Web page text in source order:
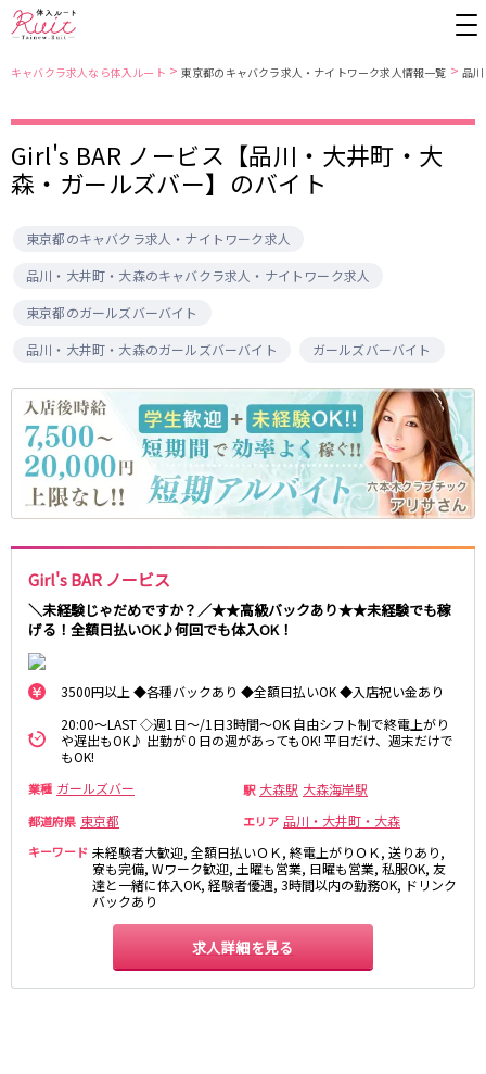
キャバクラ求人なら体入ルート > 東京都のキャバクラ求人・ナイトワーク求人情報一覧 > 品
Girl's BAR ノービス【品川・大井町・大
森・ガールズバー】のバイト
東京都のキャバクラ求人・ナイトワーク求人
品川・大井町・大森のキャバクラ求人・ナイトワーク求人
東京都のガールズバーバイト
品川・大井町・大森のガールズバーバイト
ガールズバーバイト
Girl's BAR ノービス
＼未経験じゃだめですか？／★★高級バックあり★★未経験でも稼
げる！全額日払いOK♪何回でも体入OK！
3500円以上 ◆各種バックあり ◆全額日払いOK ◆入店祝い金あり
20:00～LAST ◇週1日～/1日3時間～OK 自由シフト制で終電上がり
や遅出もOK♪ 出勤が０日の週があってもOK! 平日だけ、週末だけで
もOK!
業種 ガールズバー 駅 大森駅 大森海岸駅
都道府県 東京都 エリア 品川・大井町・大森
キーワード 未経験者大歓迎, 全額日払いＯＫ, 終電上がりＯＫ, 送りあり,
寮も完備, Wワーク歓迎, 土曜も営業, 日曜も営業, 私服OK, 友
達と一緒に体入OK, 経験者優遇, 3時間以内の勤務OK, ドリンク
バックあり
求人詳細を見る
東京都
上野
池袋
吉祥寺
町田
赤羽
銀座
五反田
ひばりヶ丘・久米川
神田
八王子
練馬
六本木
品川・大井町・大森
秋葉原
中野
恵比寿
葛西
赤坂
小岩・新小岩
下北沢・経堂
大塚・巣鴨
綾瀬・竹ノ塚・西新井
調布
高円寺
国分寺
亀有・金町
明大前・烏山
四谷・神楽坂
菊川・瑞江
高田馬場・大久保
西麻布
川崎
藤沢・鎌倉
相模原
東京メトロ日比谷線
銀座駅
上野駅
恵比寿駅
六本木駅
中目黒駅
日比谷駅
都営大江戸線
上野御徒町駅
六本木駅
練馬駅
門前仲町駅
東新宿駅
両国駅
東中野駅
飯田橋駅
麻布十番駅
森下駅
勝どき駅
豊島園駅
JR中央・総武線
千葉駅
錦糸町駅
新宿駅
吉祥寺駅
中野駅
本八幡駅
西船橋駅
津田沼駅
亀戸駅
小岩駅
三鷹駅
新小岩駅
平井駅
稲毛駅
両国駅
西荻窪駅
浅草橋駅
飯田橋駅
下総中山駅
幕張本郷駅
四ツ谷駅